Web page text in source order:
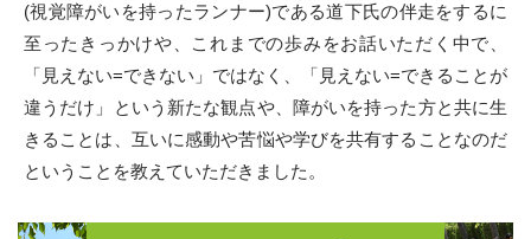
(視覚障がいを持ったランナー)である道下氏の伴走をするに
至ったきっかけや、これまでの歩みをお話いただく中で、
「見えない=できない」ではなく、「見えない=できることが
違うだけ」という新たな観点や、障がいを持った方と共に生
きることは、互いに感動や苦悩や学びを共有することなのだ
ということを教えていただきました。